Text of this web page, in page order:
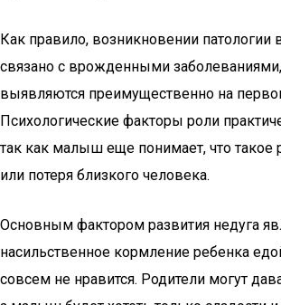
Как правило, возникновении патологии
связано с врожденными
выявляются преимущественно на
Психологические факторы роли
так как малыш еще понимает, что такое
или потеря близкого человека.
Основным фактором развития недуга
насильственное кормление ребенка
совсем не нравится. Родители могут